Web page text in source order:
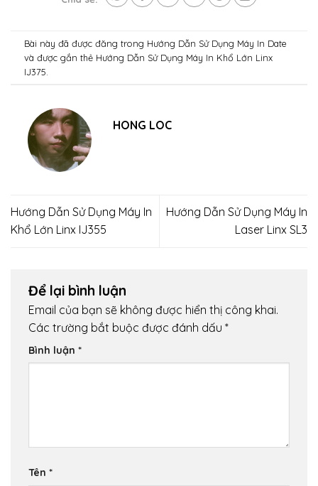
Bài này đã được đăng trong Hướng Dẫn Sử Dụng Máy In Date
và được gắn thẻ Hướng Dẫn Sử Dụng Máy In Khổ Lớn Linx
IJ375
HONG LOC
Hướng Dẫn Sử Dụng Máy In
Khổ Lớn Linx IJ355
Hướng Dẫn Sử Dụng Máy In
Laser Linx SL3
Để lại bình luận
Email của bạn sẽ không được hiển thị công khai.
Các trường bắt buộc được đánh dấu *
Bình luận *
Tên *